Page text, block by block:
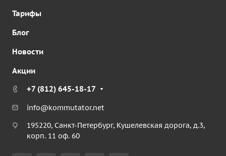
Тарифы
Блог
Новости
Акции
+7 (812) 645-18-17
info@kommutator.net
195220, Санкт-Петербург, Кушелевская дорога, д.3,
корп. 11 оф. 60